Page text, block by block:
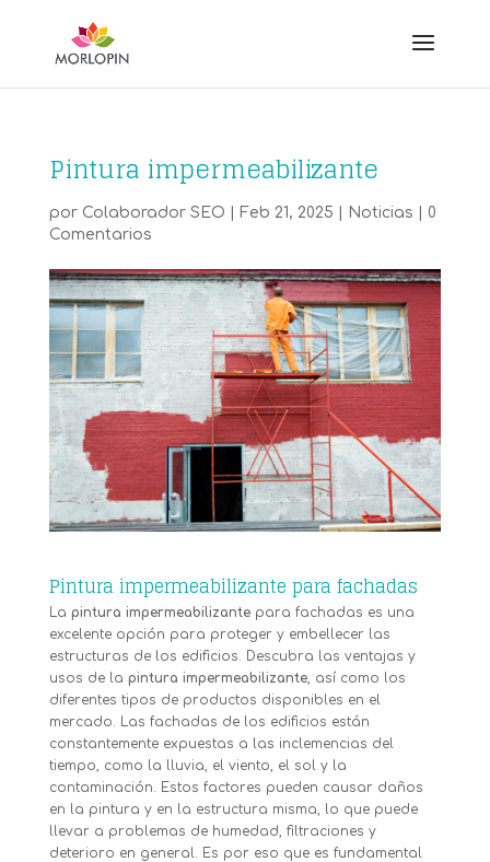
Pintura impermeabilizante
por Colaborador SEO Feb 21, 2025 Noticias
0
Comentarios
Pintura impermeabilizante para fachadas
La pintura impermeabilizantepara fachadas es una
excelente opción para proteger y embellecer las
estructuras de los edificios. Descubra las ventajas y
usos de la pintura impermeabilizante, así como los
diferentes tipos de productos disponibles en el
mercado. Las fachadas de los edificios están
constantemente expuestas a las inclemencias del
tiempo, como la lluvia, el viento, el sol y la
contaminación. Estos factores pueden causar daños
en la pintura y en la estructura misma, lo que puede
llevar a problemas de humedad, filtraciones y
deterioro en general. Es por eso que es fundamental